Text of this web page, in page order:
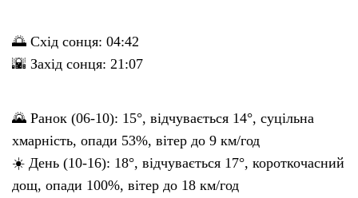
🌅 Схід сонця: 04:42
🌇 Захід сонця: 21:07
🌄 Ранок (06-10): 15°, відчувається 14°, суцільна
хмарність, опади 53%, вітер до 9 км/год
☀️ День (10-16): 18°, відчувається 17°, короткочасний
дощ, опади 100%, вітер до 18 км/год